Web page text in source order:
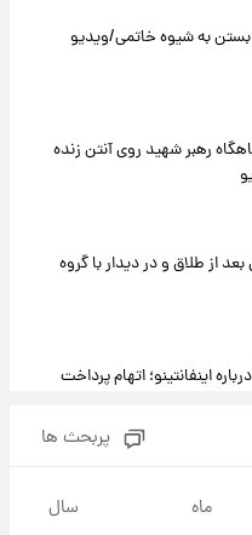
به شیوه خاتمی/ویدیو
رهبر شهید روی آنتن زنده
بعد از طلاق و در دیدار با گروه
اینفانتینو؛ اتهام پرداخت
افزایش می‌یابد؟
پربحث ها
ماه سال